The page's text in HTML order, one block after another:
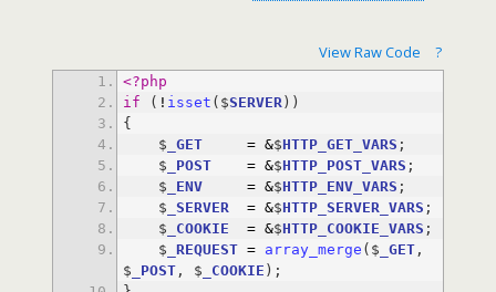
View Raw Code ?
<?php
if ( ! isset ($SERVER
    $
_GET = &$HTTP_GET_VARS
    $
_POST = &$HTTP_POST_VARS
    $
_ENV = &$HTTP_ENV_VARS
    $
_SERVER = &$HTTP_SERVER_VARS
    $
_COOKIE = &$HTTP_COOKIE_VARS
    $
_REQUEST = array_merge ($ _GET ,
$ _POST , $ _COOKIE